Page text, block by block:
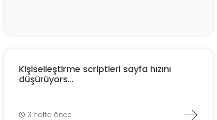
Kişiselleştirme scriptleri sayfa hızını
düşürüyors...
3 hafta önce